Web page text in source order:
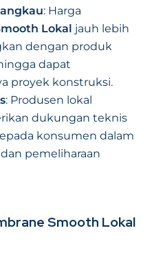
: Harga
Lokal jauh lebih
dengan produk
dapat
proyek konstruksi.
: Produsen lokal
dukungan teknis
konsumen dalam
pemeliharaan
Smooth Lokal